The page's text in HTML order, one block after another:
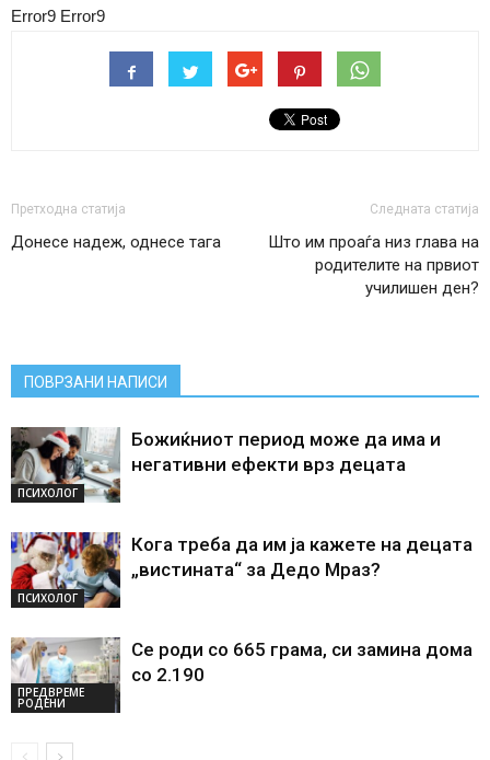
Error9 Error9
Претходна статија
Донесе надеж, однесе тага
Следната статија
Што им проаѓа низ глава на
родителите на првиот
училишен ден?
ПОВРЗАНИ НАПИСИ
ПСИХОЛОГ
Божиќниот период може да има и
негативни ефекти врз децата
ПСИХОЛОГ
Кога треба да им ја кажете на децата
„вистината“ за Дедо Мраз?
ПРЕДВРЕМЕ
РОДЕНИ
Се роди со 665 грама, си замина дома
со 2.190